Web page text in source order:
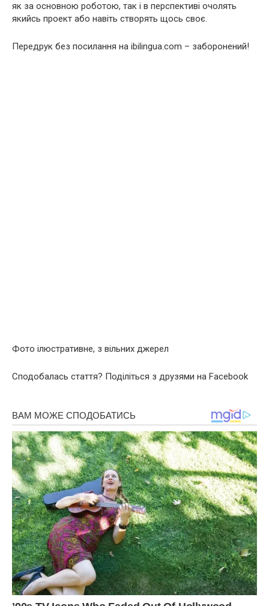
як за основною роботою, так і в перспективі очолять
якийсь проект або навіть створять щось своє.
Передрук без посилання на ibilingua.com – заборонений!
Фото ілюстративне, з вільних джерел
Сподобалась стаття? Поділіться з друзями на Facebook